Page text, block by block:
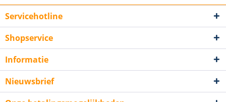
Servicehotline
Shopservice
Informatie
Nieuwsbrief